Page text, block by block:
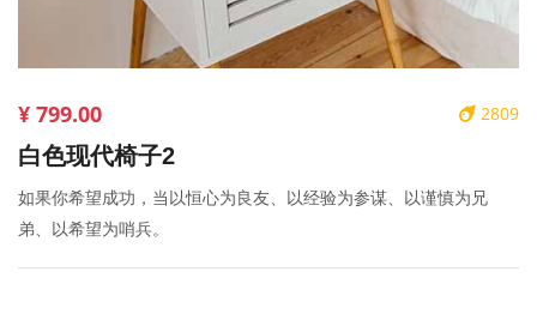
2809
¥ 799.00
白色现代椅子2
如果你希望成功，当以恒心为良友、以经验为参谋、以谨慎为兄
弟、以希望为哨兵。